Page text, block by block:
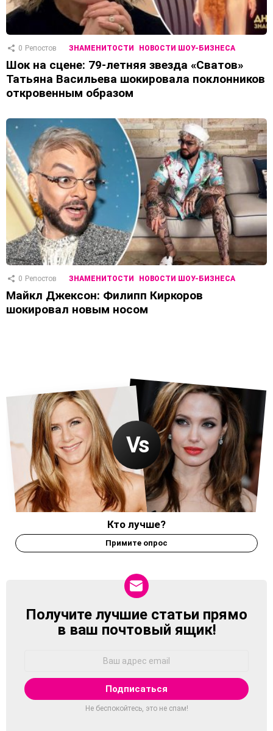
0 Репостов ЗНАМЕНИТОСТИ НОВОСТИ ШОУ-БИЗНЕСА
Шок на сцене: 79-летняя звезда «Сватов»
Татьяна Васильева шокировала поклонников
откровенным образом
0 Репостов ЗНАМЕНИТОСТИ НОВОСТИ ШОУ-БИЗНЕСА
Майкл Джексон: Филипп Киркоров
шокировал новым носом
Кто лучше?
Примите опрос
NEWSLETTER
Получите лучшие статьи прямо
в ваш почтовый ящик!
Не беспокойтесь, это не спам!